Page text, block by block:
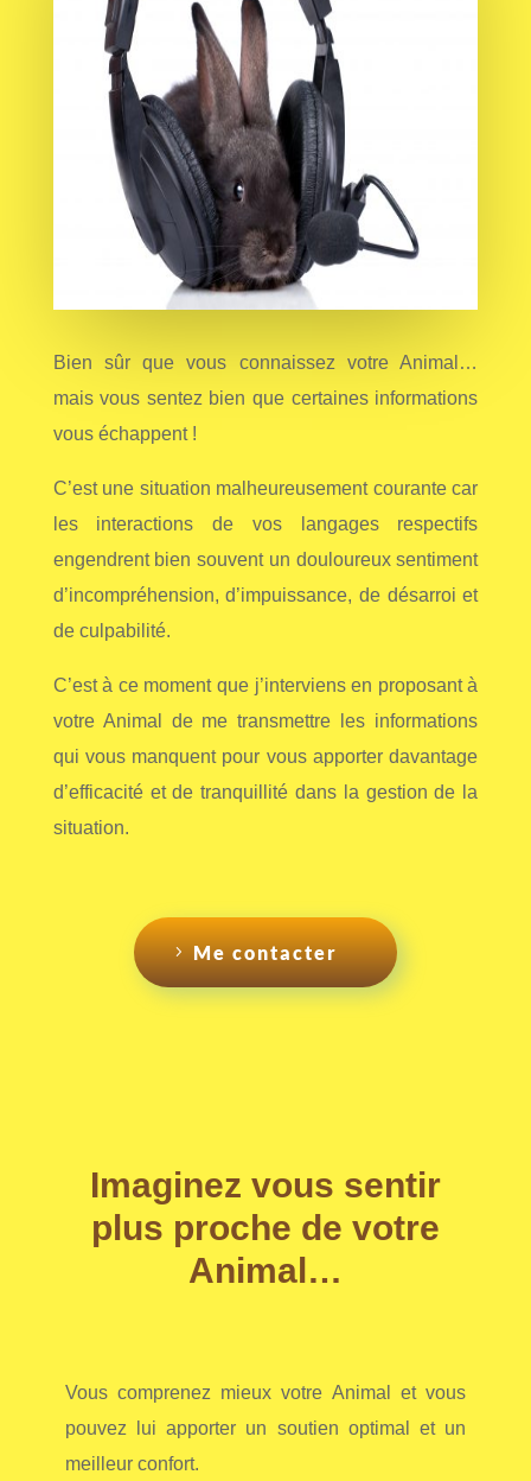
Bien sûr que vous connaissez votre Animal…
mais vous sentez bien que certaines informations
vous échappent !
C’est une situation malheureusement courante car
les interactions de vos langages respectifs
engendrent bien souvent un douloureux sentiment
d’incompréhension, d’impuissance, de désarroi et
de culpabilité.
C’est à ce moment que j’interviens en proposant à
votre Animal de me transmettre les informations
qui vous manquent pour vous apporter davantage
d’efficacité et de tranquillité dans la gestion de la
situation.
Me contacter
Imaginez vous sentir
plus proche de votre
Animal…
Vous comprenez mieux votre Animal et vous
pouvez lui apporter un soutien optimal et un
meilleur confort.